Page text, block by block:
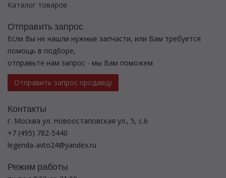
Каталог товаров
Отправить запрос
Если Вы не нашли нужные запчасти, или Вам требуется
помощь в подборе,
отправьте нам запрос - мы Вам поможем
Отправить запрос продавцу
Контакты
г. Москва ул. Новоостаповская ул., 5, с.6
+7 (495) 782-5440
legenda-avto24@yandex.ru
Режим работы